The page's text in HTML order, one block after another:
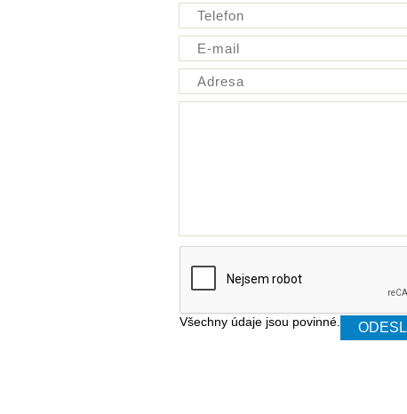
Všechny údaje jsou povinné.